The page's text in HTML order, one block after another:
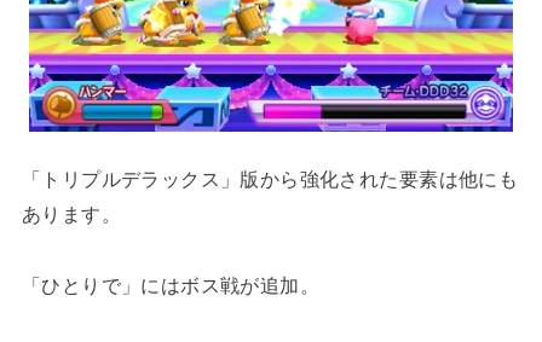
「トリプルデラックス」版から強化された要素は他にも
あります。
「ひとりで」にはボス戦が追加。